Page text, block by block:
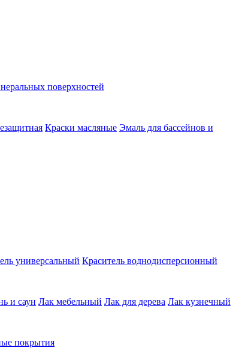
поверхностей
Краски масляные Эмаль для бассейнов и
универсальный Краситель воднодисперсионный
и саун Лак мебельный Лак для дерева Лак кузнечный
покрытия